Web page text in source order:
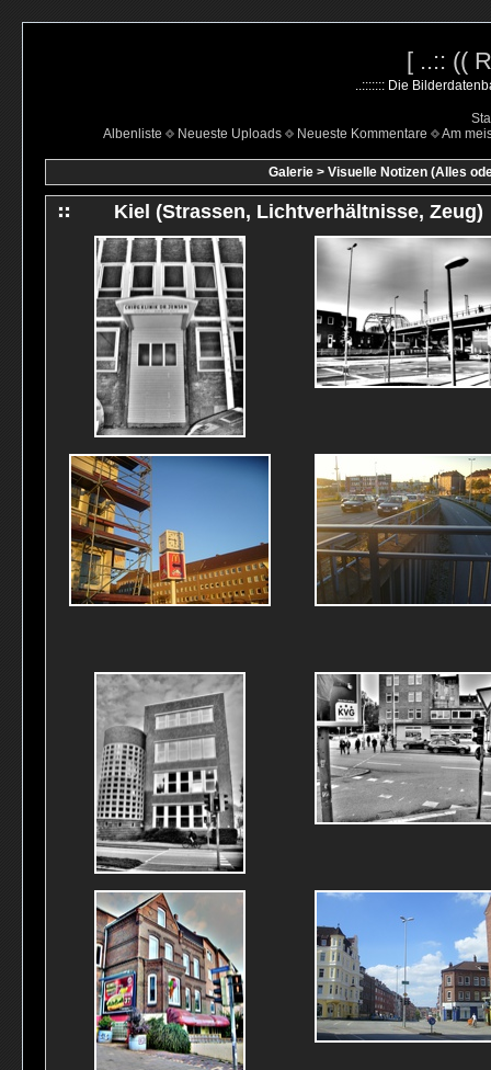
[ ..:: ((
..::::::: Die
Albenliste
Neueste Uploads Neueste Kommentare Am
Galerie> Visuelle Notizen (Alles
Kiel (Strassen, Lichtverhältnisse, Zeug)